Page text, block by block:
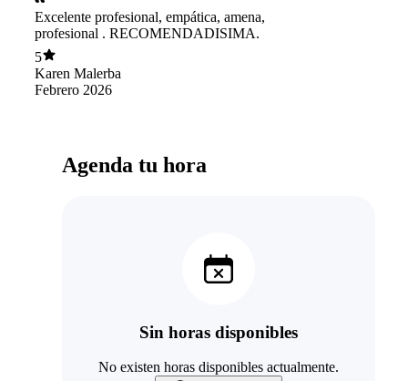
Excelente profesional, empática, amena,
profesional . RECOMENDADISIMA.
5
Karen Malerba
Febrero 2026
Agenda tu hora
Sin horas disponibles
No existen horas disponibles actualmente.